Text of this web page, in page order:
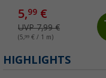
5,99 €
UVP 7,99 €
(5,99 € / 1 m)
HIGHLIGHTS